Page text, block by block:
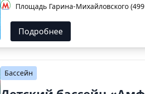
Площадь Гарина-Михайловского
Подробнее
Бассейн